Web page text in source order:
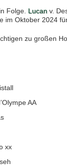
Folge. Lucan v.
im Oktober 2024
zu großen
AA
xx